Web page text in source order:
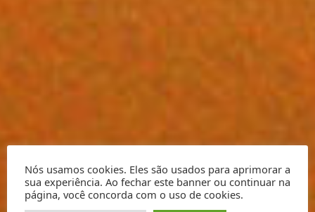
Nós usamos cookies. Eles são usados para aprimorar a
sua experiência. Ao fechar este banner ou continuar na
página, você concorda com o uso de cookies.